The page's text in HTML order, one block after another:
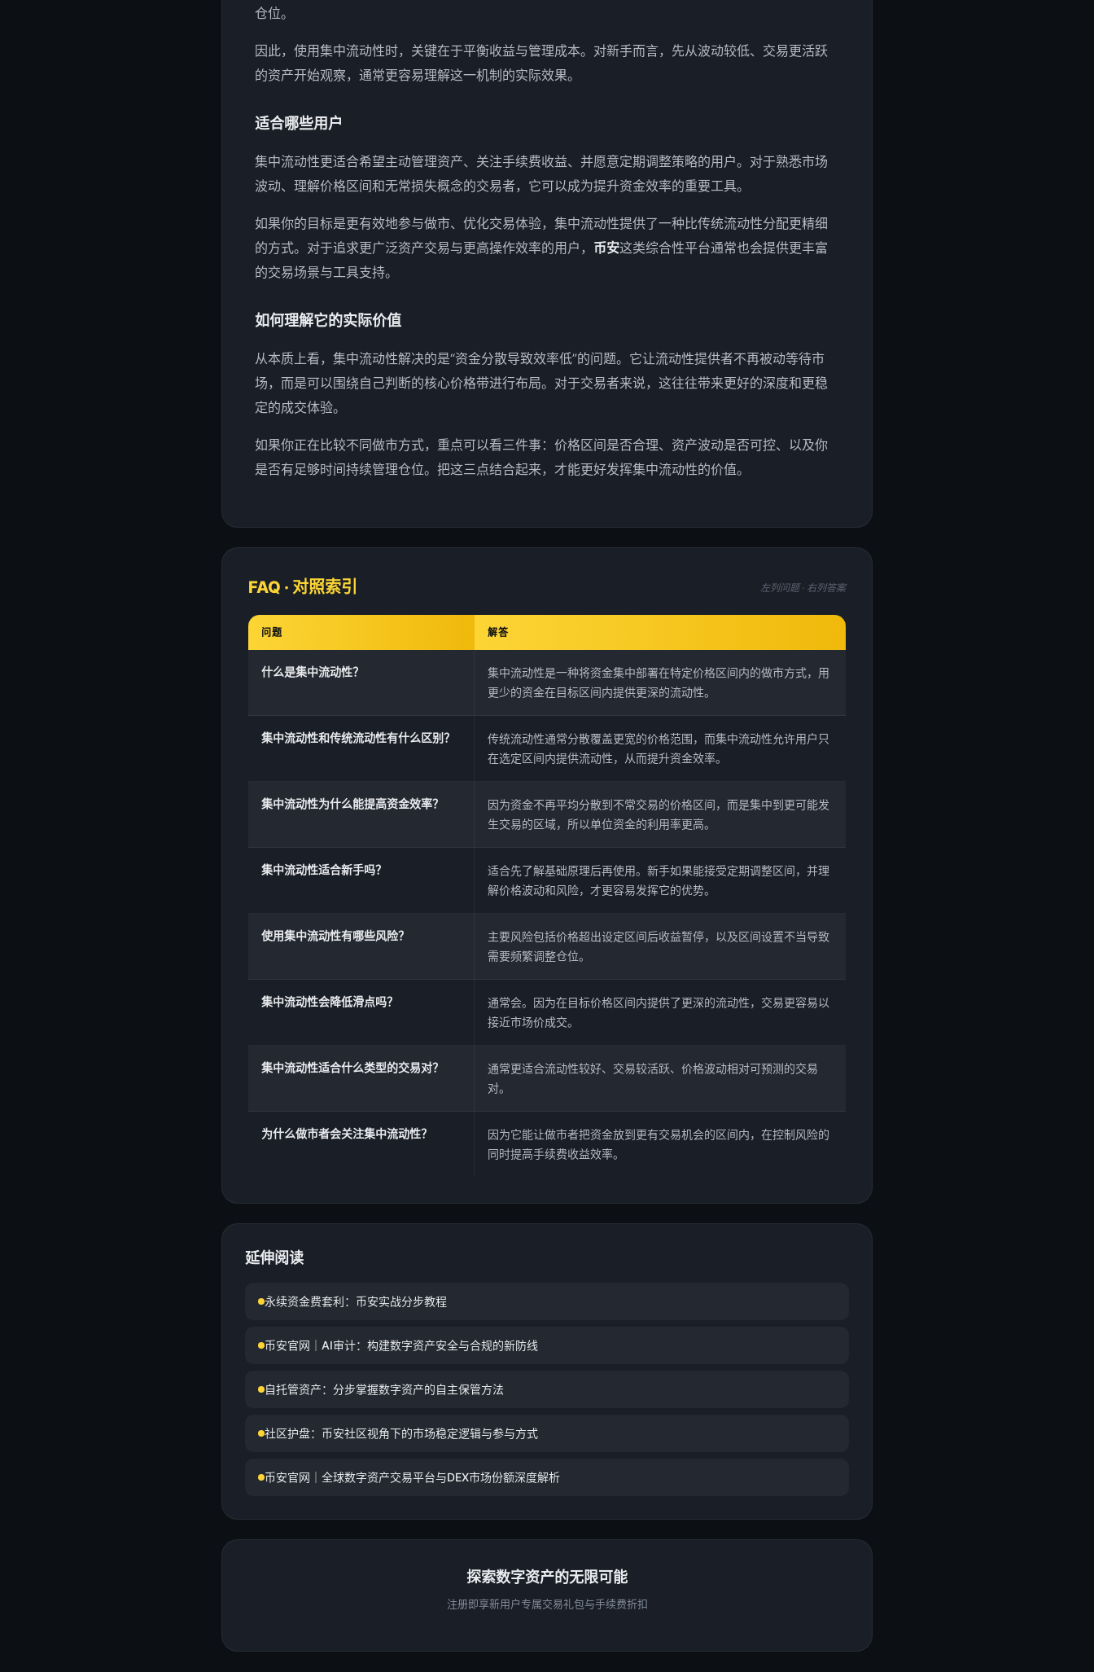
仓位。
因此，使用集中流动性时，关键在于平衡收益与管理成本。对新手而言，先从波动较低、交易更活跃
的资产开始观察，通常更容易理解这一机制的实际效果。
适合哪些用户
集中流动性更适合希望主动管理资产、关注手续费收益、并愿意定期调整策略的用户。对于熟悉市场
波动、理解价格区间和无常损失概念的交易者，它可以成为提升资金效率的重要工具。
如果你的目标是更有效地参与做市、优化交易体验，集中流动性提供了一种比传统流动性分配更精细
的方式。对于追求更广泛资产交易与更高操作效率的用户， 币安这类综合性平台通常也会提供更丰富
的交易场景与工具支持。
如何理解它的实际价值
从本质上看，集中流动性解决的是“资金分散导致效率低”的问题。它让流动性提供者不再被动等待市
场，而是可以围绕自己判断的核心价格带进行布局。对于交易者来说，这往往带来更好的深度和更稳
定的成交体验。
如果你正在比较不同做市方式，重点可以看三件事：价格区间是否合理、资产波动是否可控、以及你
是否有足够时间持续管理仓位。把这三点结合起来，才能更好发挥集中流动性的价值。
FAQ · 对照索引 左列问题 · 右列答案
问题 解答
什么是集中流动性？
集中流动性是一种将资金集中部署在特定价格区间内的做市方式，用
更少的资金在目标区间内提供更深的流动性。
集中流动性和传统流动性有什么区别？
传统流动性通常分散覆盖更宽的价格范围，而集中流动性允许用户只
在选定区间内提供流动性，从而提升资金效率。
集中流动性为什么能提高资金效率？
因为资金不再平均分散到不常交易的价格区间，而是集中到更可能发
生交易的区域，所以单位资金的利用率更高。
集中流动性适合新手吗？
适合先了解基础原理后再使用。新手如果能接受定期调整区间，并理
解价格波动和风险，才更容易发挥它的优势。
使用集中流动性有哪些风险？
主要风险包括价格超出设定区间后收益暂停，以及区间设置不当导致
需要频繁调整仓位。
集中流动性会降低滑点吗？
通常会。因为在目标价格区间内提供了更深的流动性，交易更容易以
接近市场价成交。
集中流动性适合什么类型的交易对？
通常更适合流动性较好、交易较活跃、价格波动相对可预测的交易
对。
为什么做市者会关注集中流动性？
因为它能让做市者把资金放到更有交易机会的区间内，在控制风险的
同时提高手续费收益效率。
延伸阅读
永续资金费套利：币安实战分步教程
币安官网｜AI审计：构建数字资产安全与合规的新防线
自托管资产：分步掌握数字资产的自主保管方法
社区护盘：币安社区视角下的市场稳定逻辑与参与方式
币安官网｜全球数字资产交易平台与DEX市场份额深度解析
探索数字资产的无限可能
注册即享新用户专属交易礼包与手续费折扣